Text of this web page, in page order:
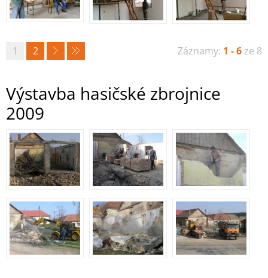
Záznamy: 1 - 6ze 8
1 2
Výstavba hasičské zbrojnice
2009